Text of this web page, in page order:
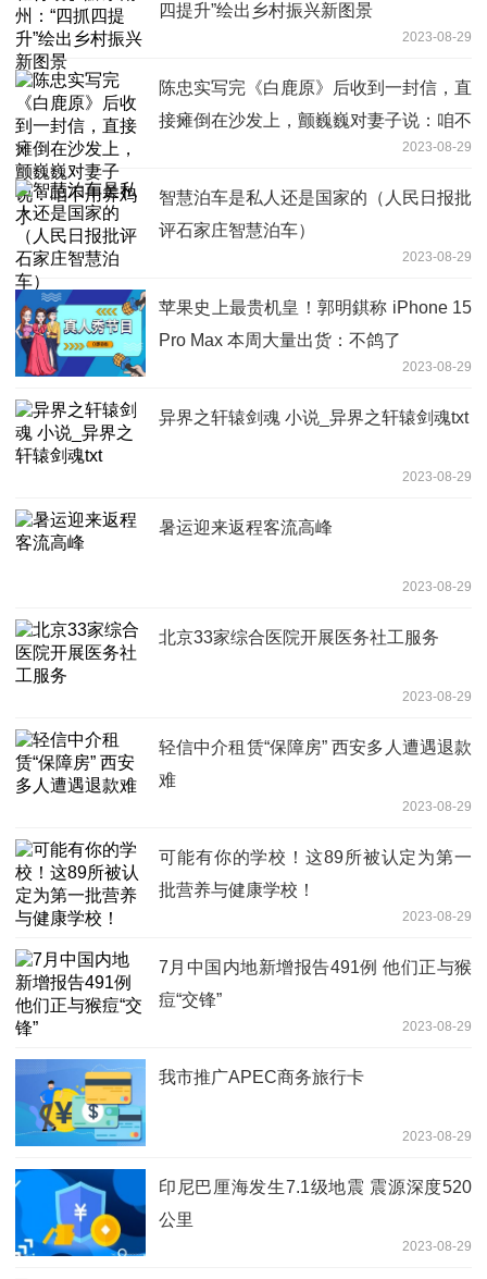
四提升”绘出乡村振兴新图景
2023-08-29
陈忠实写完《白鹿原》后收到一封信，直
接瘫倒在沙发上，颤巍巍对妻子说：咱不
2023-08-29
智慧泊车是私人还是国家的（人民日报批
评石家庄智慧泊车）
2023-08-29
苹果史上最贵机皇！郭明錤称 iPhone 15
Pro Max 本周大量出货：不鸽了
2023-08-29
异界之轩辕剑魂 小说_异界之轩辕剑魂txt
2023-08-29
暑运迎来返程客流高峰
2023-08-29
北京33家综合医院开展医务社工服务
2023-08-29
轻信中介租赁“保障房” 西安多人遭遇退款
难
2023-08-29
可能有你的学校！这89所被认定为第一
批营养与健康学校！
2023-08-29
7月中国内地新增报告491例 他们正与猴
痘“交锋”
2023-08-29
我市推广APEC商务旅行卡
2023-08-29
印尼巴厘海发生7.1级地震 震源深度520
公里
2023-08-29